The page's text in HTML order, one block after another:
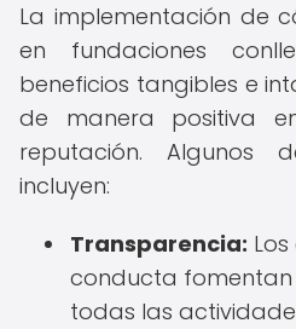
La implementación de
en fundaciones
beneficios tangibles e
de manera positiva
reputación. Algunos
incluyen:
Transparencia:
conducta
todas las